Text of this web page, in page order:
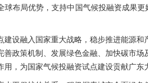
布局优势，支持中国气候投融资成果更
设融入国家重大战略，稳步推进能源和
政策机制、发展绿色金融、加快碳市场
，为国家气候投融资试点建设贡献广东